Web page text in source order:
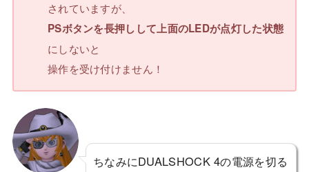
されていますが、
PSボタンを長押しして上面のLEDが点灯した状態
にしないと
操作を受け付けません！
ちなみにDUALSHOCK 4の電源を切る